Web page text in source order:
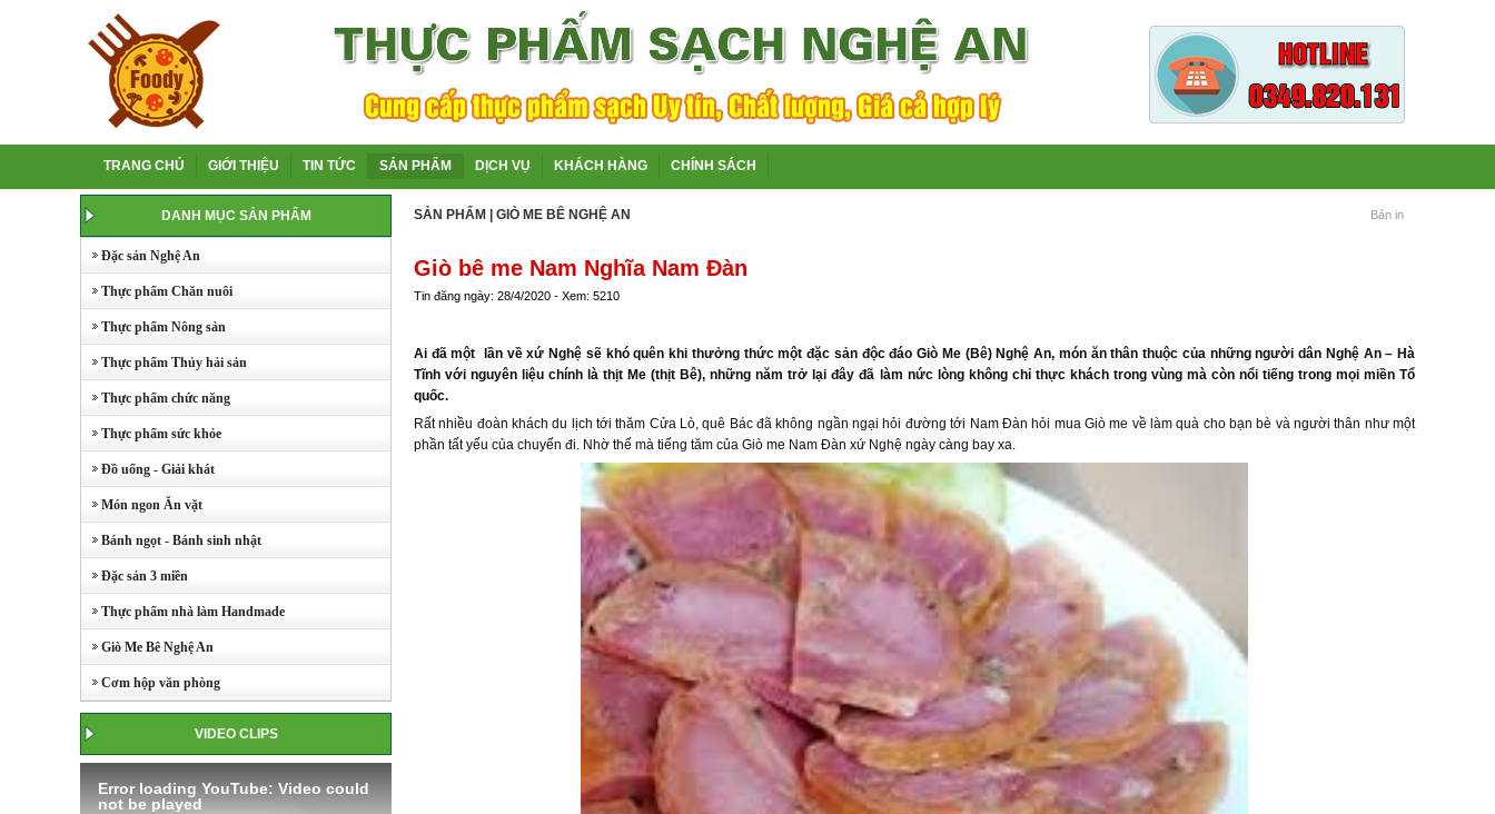
TRANG CHỦ GIỚI THIỆU TIN TỨC SẢN PHẨM DỊCH VỤ KHÁCH HÀNG CHÍNH SÁCH
DANH MỤC SẢN PHẨM
Đặc sản Nghệ An
Thực phẩm Chăn nuôi
Thực phẩm Nông sản
Thực phẩm Thủy hải sản
Thực phẩm chức năng
Thực phẩm sức khỏe
Đồ uống - Giải khát
Món ngon Ăn vặt
Bánh ngọt - Bánh sinh nhật
Đặc sản 3 miền
Thực phẩm nhà làm Handmade
Giò Me Bê Nghệ An
Cơm hộp văn phòng
VIDEO CLIPS
Error loading YouTube: Video could
not be played
SẢN PHẨM GIÒ ME BÊ NGHỆ AN Bản in
Giò bê me Nam Nghĩa Nam Đàn
Tin đăng ngày: 28/4/2020 - Xem: 5210
Ai đã một lần về xứ Nghệ sẽ khó quên khi thưởng thức một đặc sản độc đáo Giò Me (Bê) Nghệ An, món ăn thân thuộc của những người dân Nghệ An – Hà
Tĩnh với nguyên liệu chính là thịt Me (thịt Bê), những năm trở lại đây đã làm nức lòng không chỉ thực khách trong vùng mà còn nổi tiếng trong mọi miền Tổ
quốc.
Rất nhiều đoàn khách du lịch tới thăm Cửa Lò, quê Bác đã không ngần ngại hỏi đường tới Nam Đàn hỏi mua Giò me về làm quà cho bạn bè và người thân như một
phần tất yếu của chuyến đi. Nhờ thế mà tiếng tăm của Giò me Nam Đàn xứ Nghệ ngày càng bay xa.